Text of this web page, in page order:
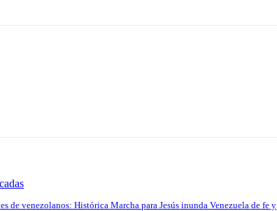
de venezolanos: Histórica Marcha para Jesús inunda Venezuela de fe y